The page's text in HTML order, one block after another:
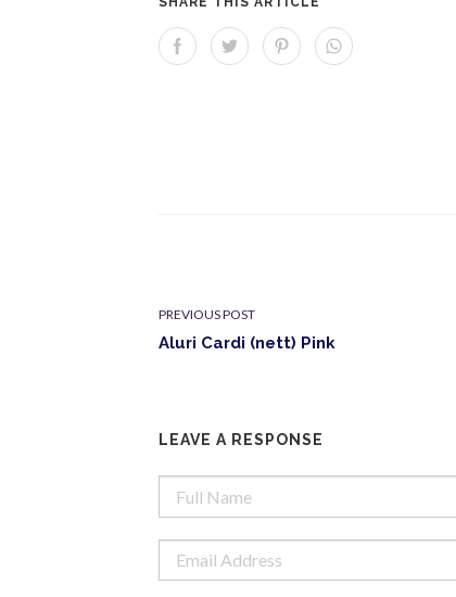
PREVIOUS POST
Aluri Cardi (nett) Pink
LEAVE A RESPONSE